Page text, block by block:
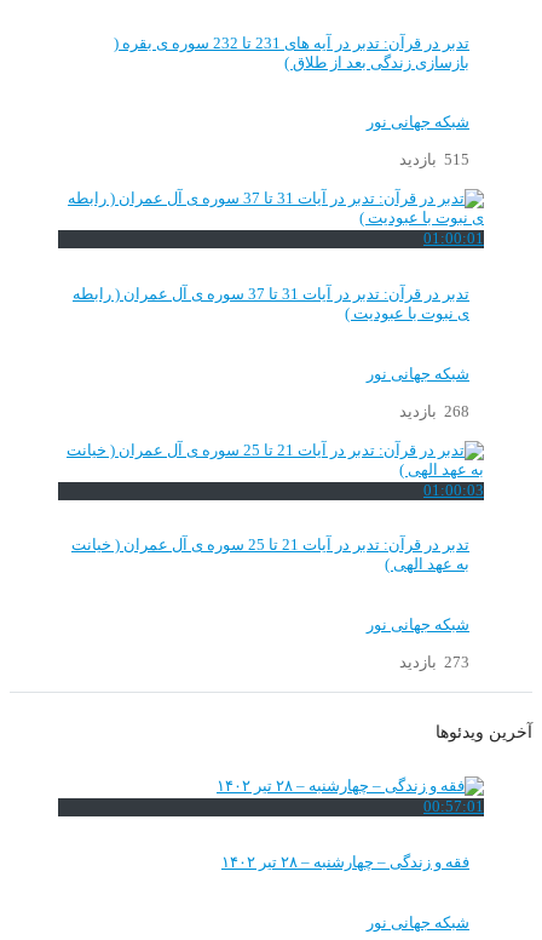
تدبر در قرآن: تدبر در آیه های 231 تا 232 سوره ی بقره (
بازسازی زندگی بعد از طلاق )
شبکه جهانی نور
515 بازدید
01:00:01
تدبر در قرآن: تدبر در آیات 31 تا 37 سوره ی آل عمران ( رابطه
ی نبوت با عبودیت )
شبکه جهانی نور
268 بازدید
01:00:03
تدبر در قرآن: تدبر در آیات 21 تا 25 سوره ی آل عمران ( خیانت
به عهد الهی )
شبکه جهانی نور
273 بازدید
آخرین ویدئوها
00:57:01
فقه و زندگی – چهارشنبه – ۲۸ تیر ۱۴۰۲
شبکه جهانی نور